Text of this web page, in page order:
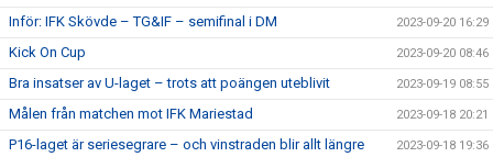
Inför: IFK Skövde – TG&IF – semifinal i DM 2023-09-20 16:29
Kick On Cup 2023-09-20 08:46
Bra insatser av U-laget – trots att poängen uteblivit 2023-09-19 08:55
Målen från matchen mot IFK Mariestad 2023-09-18 20:21
P16-laget är seriesegrare – och vinstraden blir allt längre 2023-09-18 19:36